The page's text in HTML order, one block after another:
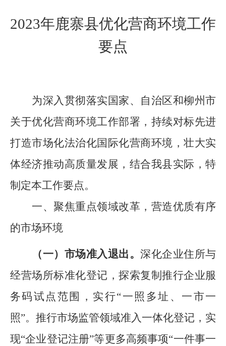
2023年鹿寨县优化营商环境工作
要点
为深入贯彻落实 国家、自治区和柳州市
关于优化营商环境工作部署， 持续对标先进
打造市场化法治化国际化营商环境 ，壮大实
体经济推动高质量发展 ，结合我县实际， 特
制定本工作要点。
一、聚焦重点领域改革 ， 营造优质有序
的市场环境
（一）市场准入退出。 深化企业住所与
经营场所标准化登记，探索复制推行企业服
务码试点范围，实行“一照多址、一市一
照”。推行市场监管领域准入一体化登记，实
现“企业登记注册”等更多高频事项“一件事一